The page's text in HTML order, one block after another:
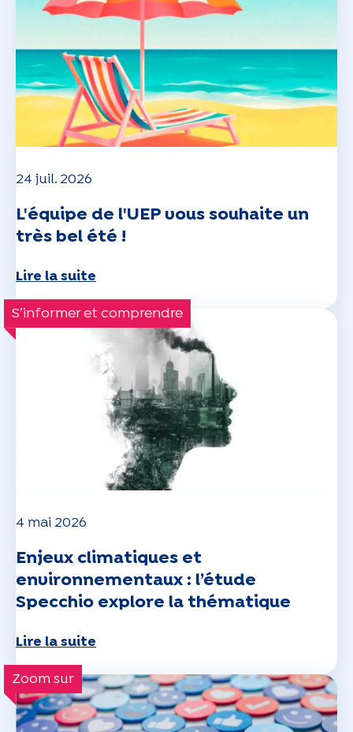
24 juil. 2026
L'équipe de l'UEP vous souhaite un
très bel été !
Lire la suite
S’informer et comprendre
4 mai 2026
Enjeux climatiques et
environnementaux : l’étude
Specchio explore la thématique
Lire la suite
Zoom sur